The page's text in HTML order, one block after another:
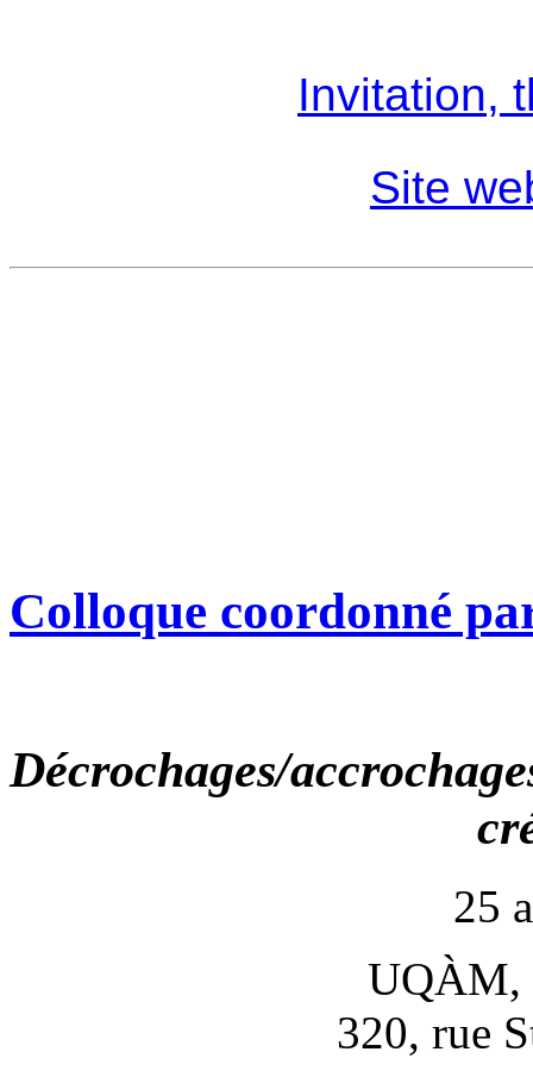
Invitation,
Site
Colloque coordonné
Décrochages/
25
UQÀM,
320, rue